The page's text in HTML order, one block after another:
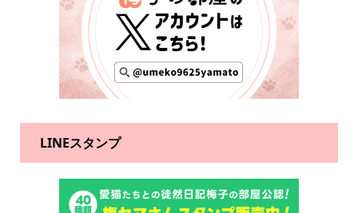
LINEスタンプ